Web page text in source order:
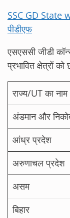
SSC GD State
पीडीएफ
एसएससी जीडी
प्रभावित क्षेत्रों
राज्य/UT का नाम
अंडमान और
आंध्र प्रदेश
अरुणाचल प्रदेश
असम
बिहार